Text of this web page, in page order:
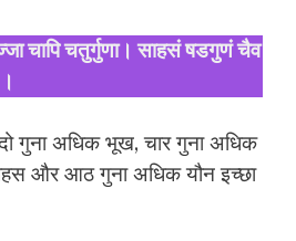
चापि चतुर्गुणा। साहसं षडगुणं चैव
गुना अधिक भूख, चार गुना अधिक
और आठ गुना अधिक यौन इच्छा